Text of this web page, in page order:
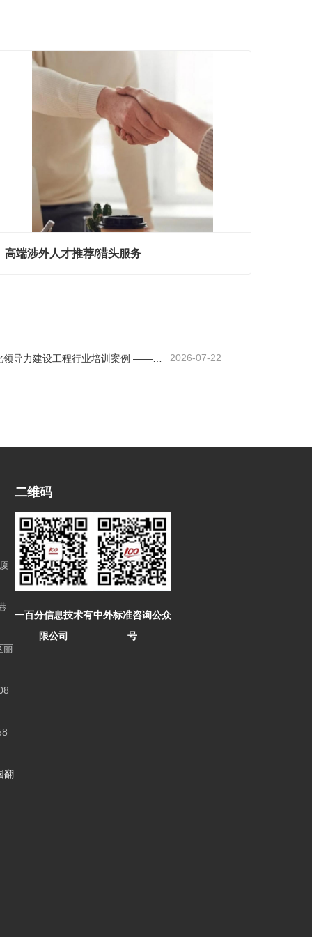
高端涉外人才推荐/猎头服务
一百分商务外语及跨文化领导力建设工程行业培训案例 ——大型基建国企海外国际化人才英语能力提升实践 2026-07-22
丽
翻
二维码
一百分信息技术有
限公司
中外标准咨询公众
号